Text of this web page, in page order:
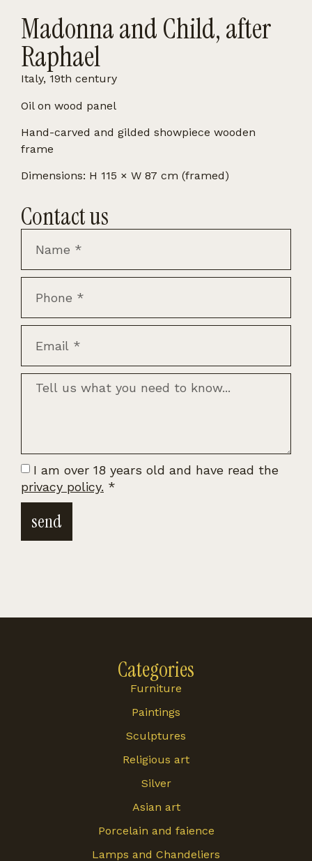
Madonna and Child, after
Raphael
Italy, 19th century
Oil on wood panel
Hand-carved and gilded showpiece wooden
frame
Dimensions: H 115 × W 87 cm (framed)
Contact us
I am over 18 years old and have read the
privacy policy. *
send
Categories
Furniture
Paintings
Sculptures
Religious art
Silver
Asian art
Porcelain and faience
Lamps and Chandeliers